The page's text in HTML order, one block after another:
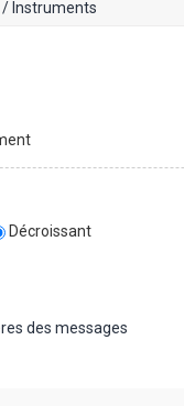
Décroissant
des messages